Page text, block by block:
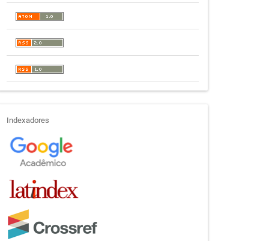
indexadores
Indexadores